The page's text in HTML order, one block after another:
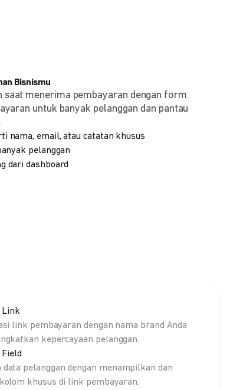
Bisnismu
menerima pembayaran dengan form
untuk banyak pelanggan dan pantau
nama, email, atau catatan khusus
pelanggan
dari dashboard
Link
link pembayaran dengan nama brand Anda
kepercayaan pelanggan.
data pelanggan dengan menampilkan dan
khusus di link pembayaran.